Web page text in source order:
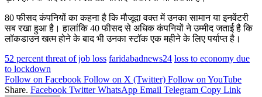
80 फीसद कंपनियों का कहना है कि मौजूदा वक्त में उनका सामान या इनवेंटरी
सब रखा हुआ है। हालांकि 40 फीसद से अधिक कंपनियों ने उम्मीद जताई है कि
लॉकडाउन खत्म होने के बाद भी उनका स्टॉक एक महीने के लिए पर्याप्त है।
52 percent threat of job loss faridabadnews24 loss to economy due
to lockdown
Follow on Facebook Follow on X (Twitter) Follow on YouTube
Share. Facebook Twitter WhatsApp Email Telegram Copy Link